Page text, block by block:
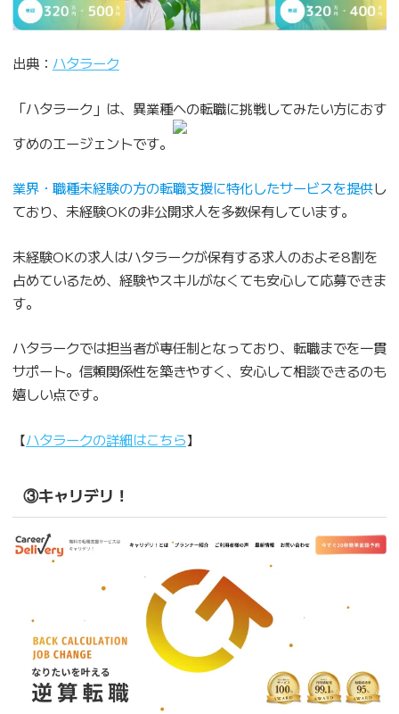
出典： ハタラーク
「ハタラーク」は、異業種への転職に挑戦してみたい方におす
すめのエージェントです。
業界・職種未経験の方の転職支援に特化したサービスを提供し
ており、未経験OKの非公開求人を多数保有しています。
未経験OKの求人はハタラークが保有する求人のおよそ8割を
占めているため、経験やスキルがなくても安心して応募できま
す。
ハタラークでは担当者が専任制となっており、転職までを一貫
サポート。信頼関係性を築きやすく、安心して相談できるのも
嬉しい点です。
【ハタラークの詳細はこちら】
③キャリデリ！